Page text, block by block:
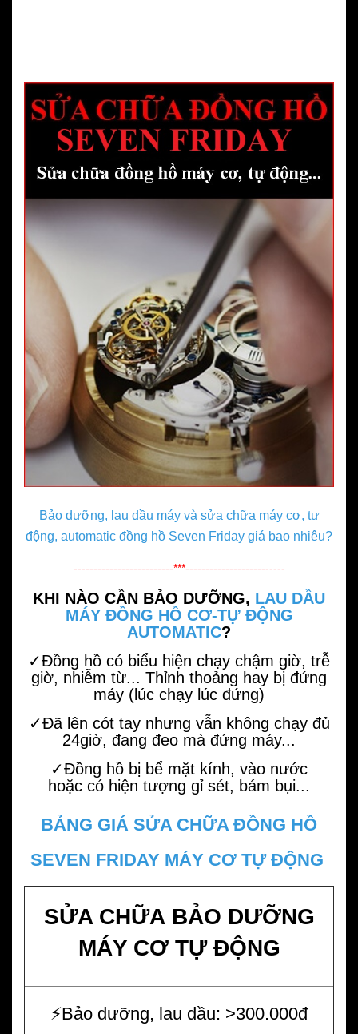
Bảo dưỡng, lau dầu máy và sửa chữa máy cơ, tự
động, automatic đồng hồ Seven Friday giá bao nhiêu?
-------------------------***-------------------------
KHI NÀO CẦN BẢO DƯỠNG, LAU DẦU
MÁY ĐỒNG HỒ CƠ-TỰ ĐỘNG
AUTOMATIC?
✓Đồng hồ có biểu hiện chạy chậm giờ, trễ
giờ, nhiễm từ... Thỉnh thoảng hay bị đứng
máy (lúc chạy lúc đứng)
✓Đã lên cót tay nhưng vẫn không chạy đủ
24giờ, đang đeo mà đứng máy...
✓Đồng hồ bị bể mặt kính, vào nước
hoặc có hiện tượng gỉ sét, bám bụi...
BẢNG GIÁ SỬA CHỮA ĐỒNG HỒ
SEVEN FRIDAY MÁY CƠ TỰ ĐỘNG
SỬA CHỮA BẢO DƯỠNG
MÁY CƠ TỰ ĐỘNG
⚡️Bảo dưỡng, lau dầu: >300.000đ